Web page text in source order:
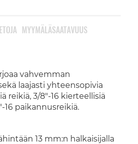
vahvemman
laajasti yhteensopivia
reikiä, 3/8"-16 kierteellisiä
16 paikannusreikiä.
13 mm:n halkaisijalla
MYYMÄLÄSAATAVUUS